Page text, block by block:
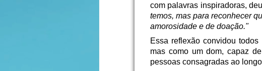
com palavras inspiradoras,
temos, mas para reconhecer
amorosidade e de doação."
Essa reflexão convidou
mas como um dom, capaz
pessoas consagradas ao